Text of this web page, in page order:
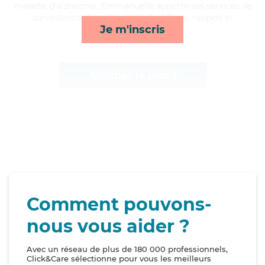
Je m'inscris
surveillance de nuit, toilette/habillage, rappels et
lever/coucher*
Comment pouvons-
nous vous aider ?
Avec un réseau de plus de 180 000 professionnels,
Click&Care sélectionne pour vous les meilleurs